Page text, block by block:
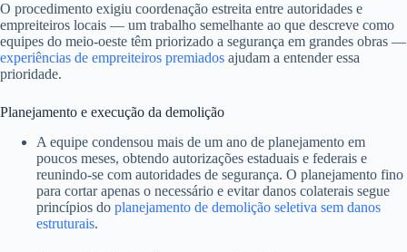
O procedimento exigiu coordenação estreita entre autoridades e
empreiteiros locais — um trabalho semelhante ao que descreve como
equipes do meio-oeste têm priorizado a segurança em grandes obras —
experiências de empreiteiros premiados ajudam a entender essa
prioridade.
Planejamento e execução da demolição
A equipe condensou mais de um ano de planejamento em
poucos meses, obtendo autorizações estaduais e federais e
reunindo-se com autoridades de segurança. O planejamento fino
para cortar apenas o necessário e evitar danos colaterais segue
princípios do planejamento de demolição seletiva sem danos
estruturais.